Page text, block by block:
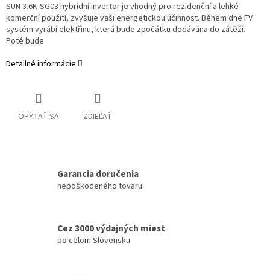
SUN 3.6K-SG03 hybridní invertor je vhodný pro rezidenční a lehké
komerční použití, zvyšuje vaši energetickou účinnost. Během dne FV
systém vyrábí elektřinu, která bude zpočátku dodávána do zátěží.
Poté bude
Detailné informácie
OPÝTAŤ SA ZDIEĽAŤ
Garancia doručenia
nepoškodeného tovaru
Cez 3000 výdajných miest
po celom Slovensku